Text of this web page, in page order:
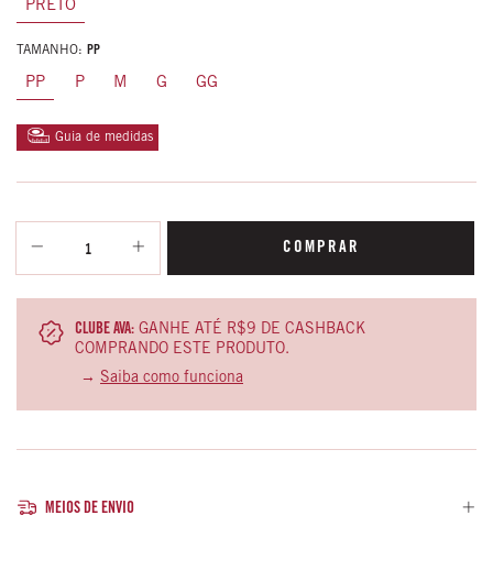
PRETO
TAMANHO: PP
PP P M G GG
Guia de medidas
CLUBE AVA: GANHE ATÉ R$9 DE CASHBACK
COMPRANDO ESTE PRODUTO.
→ Saiba como funciona
MEIOS DE ENVIO